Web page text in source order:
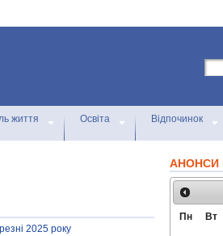
життя Освіта Відпочинок
2025 року
АНОНСИ
Пн Вт